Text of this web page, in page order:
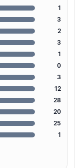
1
3
2
3
1
0
3
12
28
20
25
1